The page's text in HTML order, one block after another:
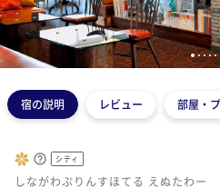
12345
宿の説明 レビュー 部屋・
シティ
しながわぷりんすほてる えぬたわー